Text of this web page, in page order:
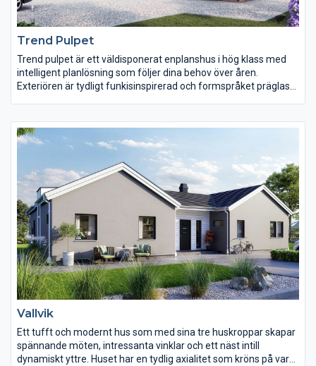
Trend Pulpet
Trend pulpet är ett väldisponerat enplanshus i hög klass med
intelligent planlösning som följer dina behov över åren.
Exteriören är tydligt funkisinspirerad och formspråket präglas
Invändigt är Trend välkomnande med generösa fönster från
golv till tak som sprider ljus i stora delar av huset.
Vardagsrummet är centralt placerat i huset. Här finns gott om
plats för trevliga stunder med familj och vänner. Sovrummen
ligger naturligt avskilda och både barn och föräldrar har tillgång
till egna badrum.
Vallvik
Ett tufft och modernt hus som med sina tre huskroppar skapar
spännande möten, intressanta vinklar och ett näst intill
dynamiskt yttre. Huset har en tydlig axialitet som kröns på var